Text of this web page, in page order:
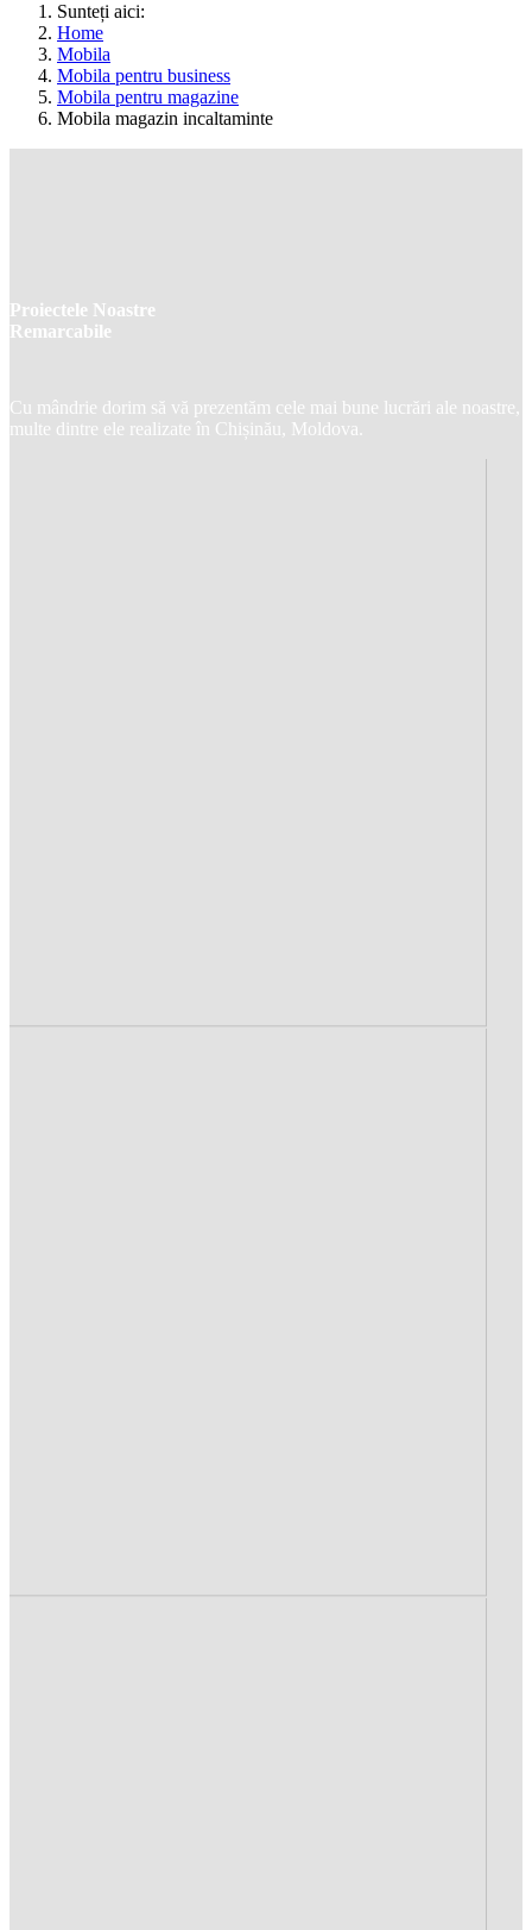
Sunteți aici:
Home
Mobila
Mobila pentru business
Mobila pentru magazine
Mobila magazin incaltaminte
Proiectele Noastre
Remarcabile
Cu mândrie dorim să vă prezentăm cele mai bune lucrări ale noastre,
multe dintre ele realizate în Chișinău, Moldova.